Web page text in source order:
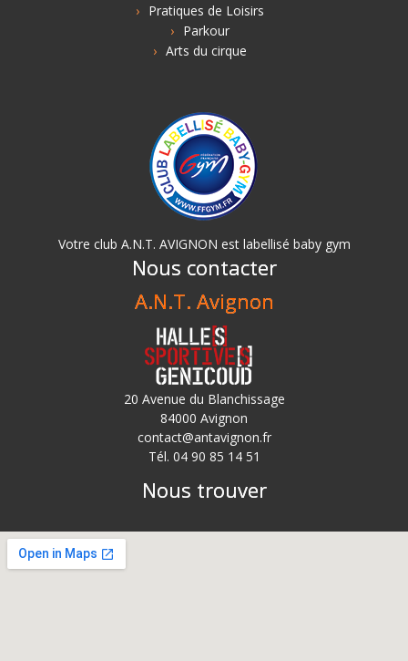
Pratiques de Loisirs
Parkour
Arts du cirque
Votre club A.N.T. AVIGNON est labellisé baby gym
Nous contacter
A.N.T. Avignon
20 Avenue du Blanchissage
84000 Avignon
contact@antavignon.fr
Tél. 04 90 85 14 51
Nous trouver